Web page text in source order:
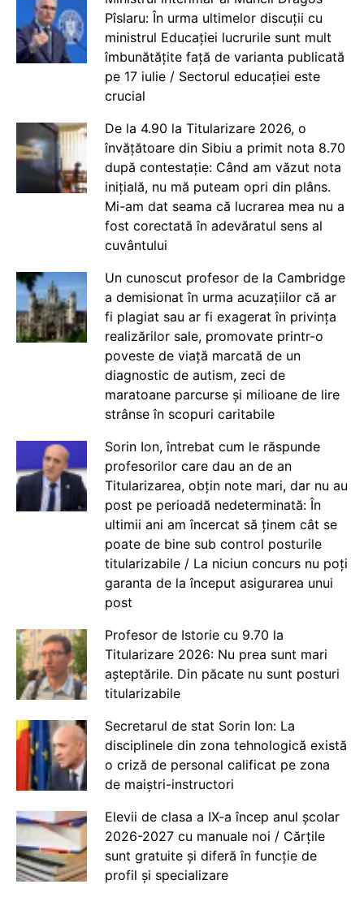
Pîslaru: În urma ultimelor discuții cu
ministrul Educației lucrurile sunt mult
îmbunătățite față de varianta publicată
pe 17 iulie / Sectorul educației este
crucial
De la 4.90 la Titularizare 2026, o
învățătoare din Sibiu a primit nota 8.70
după contestație: Când am văzut nota
inițială, nu mă puteam opri din plâns.
Mi-am dat seama că lucrarea mea nu a
fost corectată în adevăratul sens al
cuvântului
Un cunoscut profesor de la Cambridge
a demisionat în urma acuzațiilor că ar
fi plagiat sau ar fi exagerat în privința
realizărilor sale, promovate printr-o
poveste de viață marcată de un
diagnostic de autism, zeci de
maratoane parcurse și milioane de lire
strânse în scopuri caritabile
Sorin Ion, întrebat cum le răspunde
profesorilor care dau an de an
Titularizarea, obțin note mari, dar nu au
post pe perioadă nedeterminată: În
ultimii ani am încercat să ținem cât se
poate de bine sub control posturile
titularizabile / La niciun concurs nu poți
garanta de la început asigurarea unui
post
Profesor de Istorie cu 9.70 la
Titularizare 2026: Nu prea sunt mari
așteptările. Din păcate nu sunt posturi
titularizabile
Secretarul de stat Sorin Ion: La
disciplinele din zona tehnologică există
o criză de personal calificat pe zona
de maiștri-instructori
Elevii de clasa a IX-a încep anul școlar
2026-2027 cu manuale noi / Cărțile
sunt gratuite și diferă în funcție de
profil și specializare